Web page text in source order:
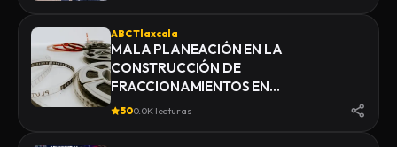
ABC Tlaxcala
MALA PLANEACIÓN EN LA
CONSTRUCCIÓN DE
FRACCIONAMIENTOS EN
YAUHQUEMEHCAN GENERA QUE
500.0K lecturas